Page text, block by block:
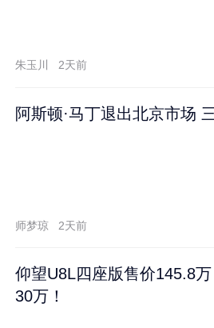
朱玉川 2天前
阿斯顿·马丁退出北京市场
师梦琼 2天前
仰望U8L四座版售价145.8
30万！